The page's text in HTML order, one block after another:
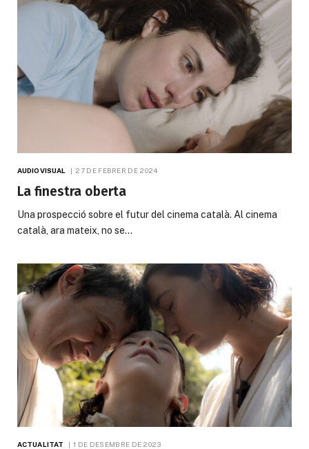
AUDIOVISUAL 27 DE FEBRER DE 2024
La finestra oberta
Una prospecció sobre el futur del cinema català. Al cinema
català, ara mateix, no se…
ACTUALITAT 1 DE DESEMBRE DE 2023